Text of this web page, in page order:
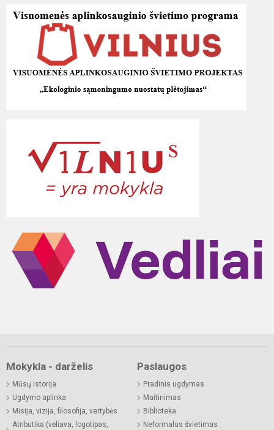
Mokykla - darželis
Mūsų istorija
Ugdymo aplinka
Misija, vizija, filosofija, vertybės
Atributika (vėliava, logotipas,
Paslaugos
Pradinis ugdymas
Maitinimas
Biblioteka
Neformalus švietimas